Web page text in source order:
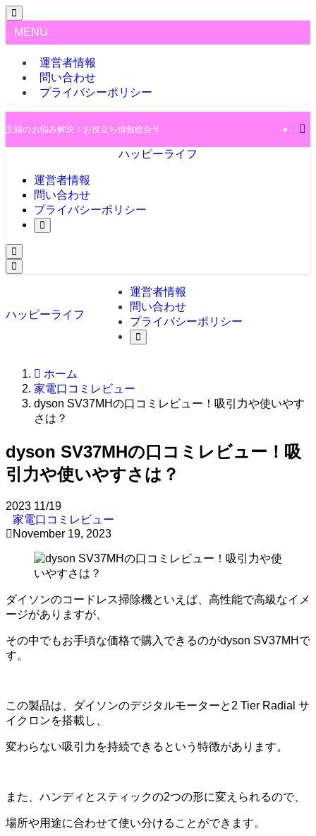
MENU
運営者情報
問い合わせ
プライバシーポリシー
主婦のお悩み解決！お役立ち情報総合サイト♪
ハッピーライフ
運営者情報
問い合わせ
プライバシーポリシー
ハッピーライフ
運営者情報
問い合わせ
プライバシーポリシー
ホーム
家電口コミレビュー
dyson SV37MHの口コミレビュー！吸引力や使いやす
さは？
dyson SV37MHの口コミレビュー！吸
引力や使いやすさは？
2023 11/19
家電口コミレビュー
November 19, 2023
ダイソンのコードレス掃除機といえば、高性能で高級なイメ
ージがありますが、
その中でもお手頃な価格で購入できるのがdyson SV37MHで
す。
この製品は、ダイソンのデジタルモーターと2 Tier Radial サ
イクロンを搭載し、
変わらない吸引力を持続できるという特徴があります。
また、ハンディとスティックの2つの形に変えられるので、
場所や用途に合わせて使い分けることができます。